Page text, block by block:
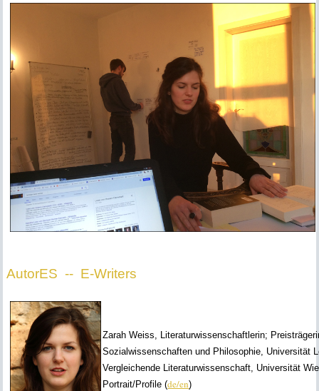
AutorES -- E-Writers
Zarah Weiss, Literaturwissenschaftlerin;
Sozialwissenschaften und Philosophie, Universität
Vergleichende Literaturwissenschaft, Universität
Portrait/Profile (de/en)